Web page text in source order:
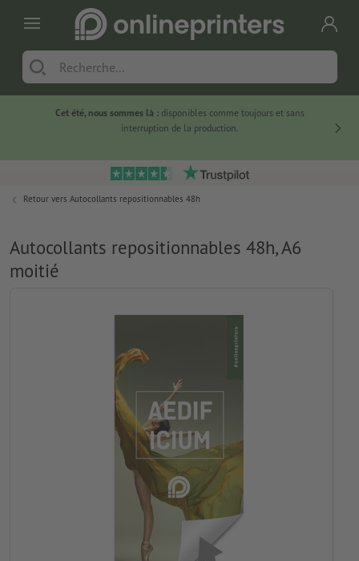
Cet été, nous sommes là :disponibles comme toujours et sans
interruption de la production.
Retour vers Autocollants repositionnables 48h
Autocollants repositionnables 48h, A6
moitié